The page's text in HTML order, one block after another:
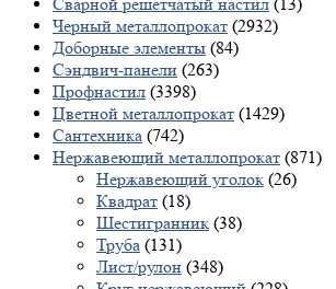
Черный металлопрокат (2932)
Доборные элементы (84)
Сэндвич-панели (263)
Профнастил (3398)
Цветной металлопрокат (1429)
Сантехника (742)
Нержавеющий металлопрокат (871)
Нержавеющий уголок (26)
Квадрат (18)
Шестигранник (38)
Труба (131)
Лист/рулон (348)